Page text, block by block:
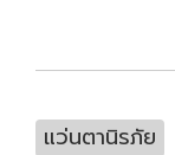
แว่นตานิรภัย